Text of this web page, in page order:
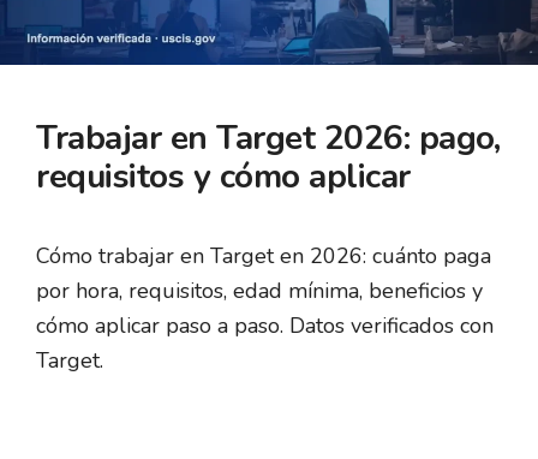
Trabajar en Target 2026: pago,
requisitos y cómo aplicar
Cómo trabajar en Target en 2026: cuánto paga
por hora, requisitos, edad mínima, beneficios y
cómo aplicar paso a paso. Datos verificados con
Target.